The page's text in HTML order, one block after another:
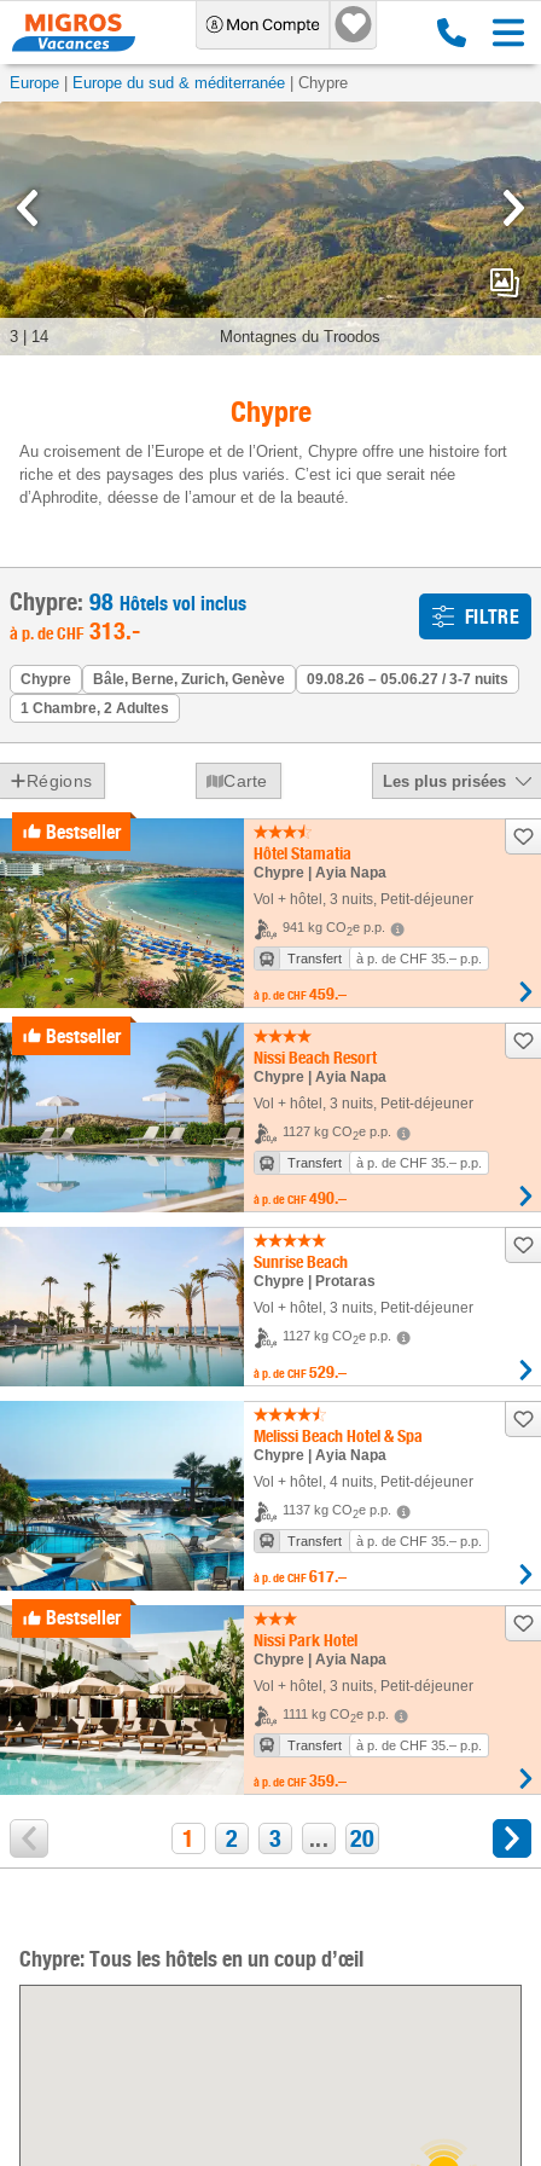
Europe Europe du sud & méditerranée Chypre
Montagnes du Troodos
3 14
Chypre
Au croisement de l’Europe et de l’Orient, Chypre offre une histoire fort
riche et des paysages des plus variés. C’est ici que serait née
d’Aphrodite, déesse de l’amour et de la beauté.
Chypre: 98 Hôtels vol inclus
à p. deCHF 313.- FILTRE
Chypre Bâle, Berne, Zurich, Genève
09.08.26 – 05.06.27 / 3-7 nuits
1 Chambre, 2 Adultes
Régions Carte Les plus prisées
Bestseller
Hôtel Stamatia
Chypre | Ayia Napa
Vol + hôtel , 3 nuits, Petit-déjeuner
941 kg CO2e p.p.
Transfert à p. de CHF 35.– p.p.
à p. de CHF 459.–
Bestseller
Nissi Beach Resort
Chypre | Ayia Napa
Vol + hôtel , 3 nuits, Petit-déjeuner
1127 kg CO2e p.p.
Transfert à p. de CHF 35.– p.p.
à p. de CHF 490.–
Sunrise Beach
Chypre | Protaras
Vol + hôtel , 3 nuits, Petit-déjeuner
1127 kg CO2e p.p.
à p. de CHF 529.–
Melissi Beach Hotel & Spa
Chypre | Ayia Napa
Vol + hôtel 4 nuits, Petit-déjeuner
1137 kg CO2e p.p.
Transfert à p. de CHF 35.– p.p.
à p. de CHF 617.–
Bestseller
Nissi Park Hotel
Chypre | Ayia Napa
Vol + hôtel 3 nuits, Petit-déjeuner
1111 kg CO2e p.p.
Transfert à p. de CHF 35.– p.p.
à p. de CHF 359.–
1 2 3 ... 20
Chypre: Tous les hôtels en un coup d’œil